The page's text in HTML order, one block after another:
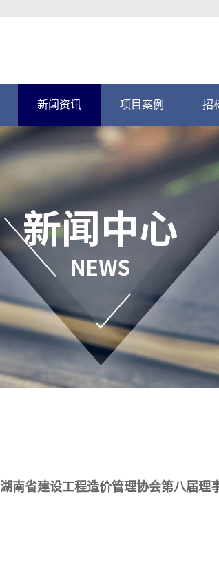
新闻资讯 项目案例 招
湖南省建设工程造价管理协会第八届理